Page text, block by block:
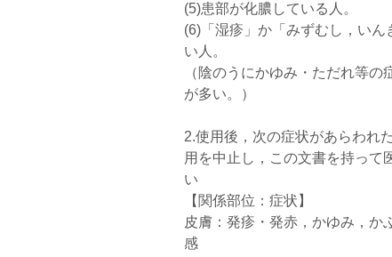
(5)患部が化膿している人。
(6)「湿疹」か「みずむし，い
い人。
（陰のうにかゆみ・ただれ等
が多い。）
2.使用後，次の症状があらわれ
用を中止し，この文書を持って
い
【関係部位：症状】
皮膚：発疹・発赤，かゆみ，か
感